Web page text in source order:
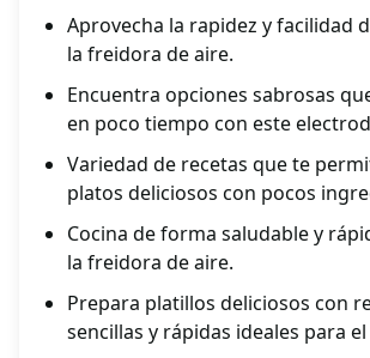
Aprovecha la rapidez y facilidad
la freidora de aire.
Encuentra opciones sabrosas
en poco tiempo con este
Variedad de recetas que te
platos deliciosos con pocos
Cocina de forma saludable y
la freidora de aire.
Prepara platillos deliciosos con
sencillas y rápidas ideales para